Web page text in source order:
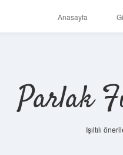
Anasayfa
Parlak
Işıltılı